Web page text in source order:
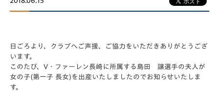
日ごろより、クラブへご声援、ご協力をいただきありがとうござ
います。
このたび、V・ファーレン長崎に所属する島田 譲選手の夫人が
女の子(第一子 長女)を出産いたしましたのでお知らせいたしま
す。